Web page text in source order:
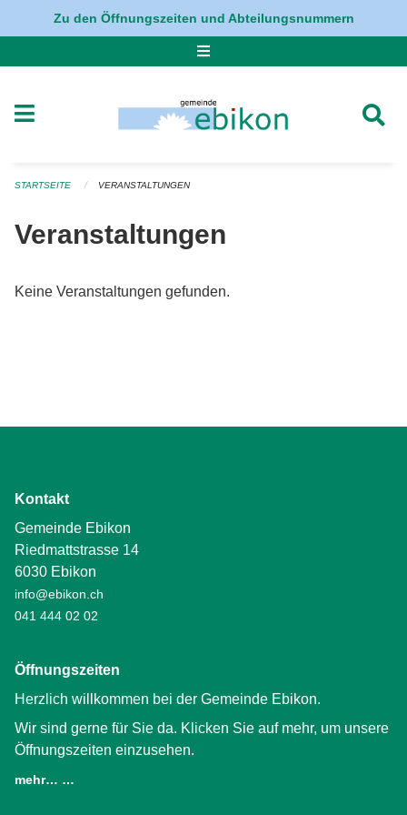
Navigation überspringen
Zu den Öffnungszeiten und Abteilungsnummern
STARTSEITE VERANSTALTUNGEN
Veranstaltungen
Keine Veranstaltungen gefunden.
Kontakt
Gemeinde Ebikon
Riedmattstrasse 14
6030 Ebikon
info@ebikon.ch
041 444 02 02
Öffnungszeiten
Herzlich willkommen bei der Gemeinde Ebikon.
Wir sind gerne für Sie da. Klicken Sie auf mehr, um unsere
Öffnungszeiten einzusehen.
mehr… …